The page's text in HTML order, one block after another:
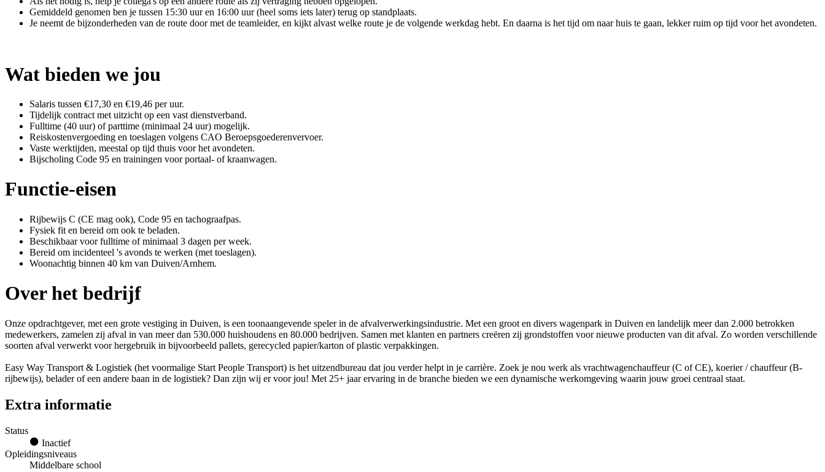
Gemiddeld genomen ben je tussen 15:30 uur en 16:00 uur (heel soms iets later) terug op standplaats.
Je neemt de bijzonderheden van de route door met de teamleider, en kijkt alvast welke route je de volgende werkdag hebt. En daarna is het tijd om naar huis te gaan, lekker ruim op tijd voor het avondeten.
Wat bieden we jou
Salaris tussen €17,30 en €19,46 per uur.
Tijdelijk contract met uitzicht op een vast dienstverband.
Fulltime (40 uur) of parttime (minimaal 24 uur) mogelijk.
Reiskostenvergoeding en toeslagen volgens CAO Beroepsgoederenvervoer.
Vaste werktijden, meestal op tijd thuis voor het avondeten.
Bijscholing Code 95 en trainingen voor portaal- of kraanwagen.
Functie-eisen
Rijbewijs C (CE mag ook), Code 95 en tachograafpas.
Fysiek fit en bereid om ook te beladen.
Beschikbaar voor fulltime of minimaal 3 dagen per week.
Bereid om incidenteel 's avonds te werken (met toeslagen).
Woonachtig binnen 40 km van Duiven/Arnhem.
Over het bedrijf
Onze opdrachtgever, met een grote vestiging in Duiven, is een toonaangevende speler in de afvalverwerkingsindustrie. Met een groot en divers wagenpark in Duiven en landelijk meer dan 2.000 betrokken
medewerkers, zamelen zij afval in van meer dan 530.000 huishoudens en 80.000 bedrijven. Samen met klanten en partners creëren zij grondstoffen voor nieuwe producten van dit afval. Zo worden verschillende
soorten afval verwerkt voor hergebruik in bijvoorbeeld pallets, gerecycled papier/karton of plastic verpakkingen.
Easy Way Transport & Logistiek (het voormalige Start People Transport) is het uitzendbureau dat jou verder helpt in je carrière. Zoek je nou werk als vrachtwagenchauffeur (C of CE), koerier / chauffeur (B-
rijbewijs), belader of een andere baan in de logistiek? Dan zijn wij er voor jou! Met 25+ jaar ervaring in de branche bieden we een dynamische werkomgeving waarin jouw groei centraal staat.
Extra informatie
Status
Inactief
Opleidingsniveaus
Middelbare school